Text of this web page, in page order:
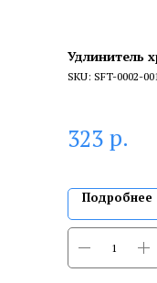
Удлинитель
SKU: SFT-0002-
323 р.
Подробнее